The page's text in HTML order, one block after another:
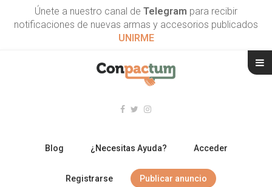
Únete a nuestro canal de Telegram para recibir
notificaciones de nuevas armas y accesorios publicados
UNIRME
Blog ¿Necesitas Ayuda? Acceder
Registrarse Publicar anuncio